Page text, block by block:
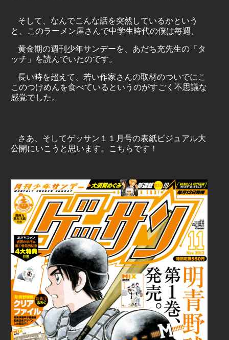
そして、なんでこんな話を突然しているかという
と、このラーメン屋さんで中学生時代の僕は毎週、
黄金期の週刊少年サンデーを、あだち充先生の「タ
ッチ」を読んでいたのです。
長い時を超えて、若い作家さんの取材のついでにこ
このつけめんを食べているというのがすごく不思議な
感覚でした。
さあ、そしてゲッサン１１月号の表紙ビジュアル大
公開にいこうと思います。こちらです！